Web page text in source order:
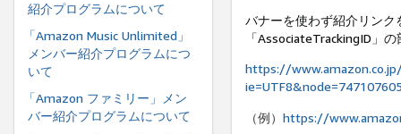
紹介プログラムについて
「Amazon Music Unlimited」
メンバー紹介プログラムにつ
いて
「Amazon ファミリー」メン
バー紹介プログラムについて
バナーを使わず紹介リンク
「AssociateTrackingID」
https://
（例） https://